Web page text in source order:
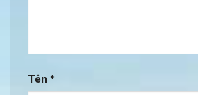
Tên *